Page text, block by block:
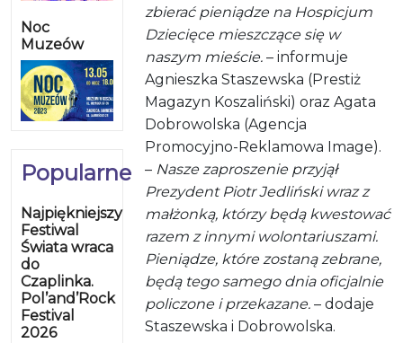
Noc
Muzeów
Popularne
Najpiękniejszy
Festiwal
Świata wraca
do
Czaplinka.
Pol’and’Rock
Festival
2026
zbierać pieniądze na Hospicjum
Dziecięce mieszczące się w
naszym mieście. – informuje
Agnieszka Staszewska (Prestiż
Magazyn Koszaliński) oraz Agata
Dobrowolska (Agencja
Promocyjno-Reklamowa Image).
– Nasze zaproszenie przyjął
Prezydent Piotr Jedliński wraz z
małżonką, którzy będą kwestować
razem z innymi wolontariuszami.
Pieniądze, które zostaną zebrane,
będą tego samego dnia oficjalnie
policzone i przekazane. – dodaje
Staszewska i Dobrowolska.